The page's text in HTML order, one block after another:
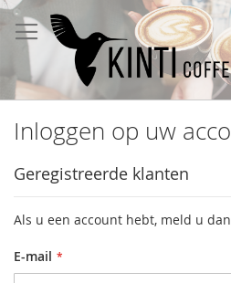
Ga
naar
de
inhoud
Inloggen op uw
Geregistreerde klanten
Als u een account hebt, meld u
E-mail